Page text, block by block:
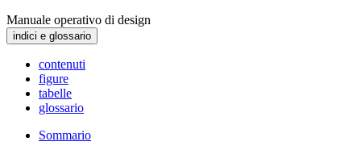
Manuale operativo di design
indici e glossario
contenuti
figure
tabelle
glossario
Sommario